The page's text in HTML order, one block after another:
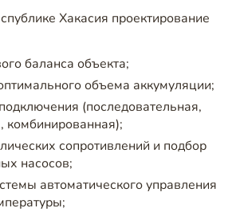
Хакасия проектирование
баланса объекта;
объема аккумуляции;
(последовательная,
комбинированная);
сопротивлений и подбор
насосов;
автоматического управления